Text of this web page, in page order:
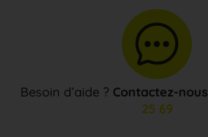
Besoin d’aide ? Contactez-nous
25 69